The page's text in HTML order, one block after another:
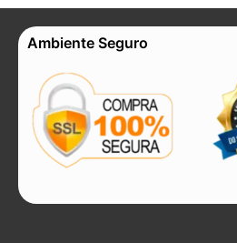
Ambiente Seguro